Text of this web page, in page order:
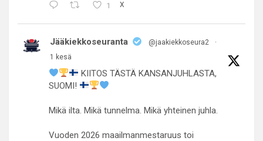
1 X
Jääkiekkoseuranta @jaakiekkoseura2
·
1 kesä
KIITOS TÄSTÄ KANSANJUHLASTA,
SUOMI!
Mikä ilta. Mikä tunnelma. Mikä yhteinen juhla.
Vuoden 2026 maailmanmestaruus toi